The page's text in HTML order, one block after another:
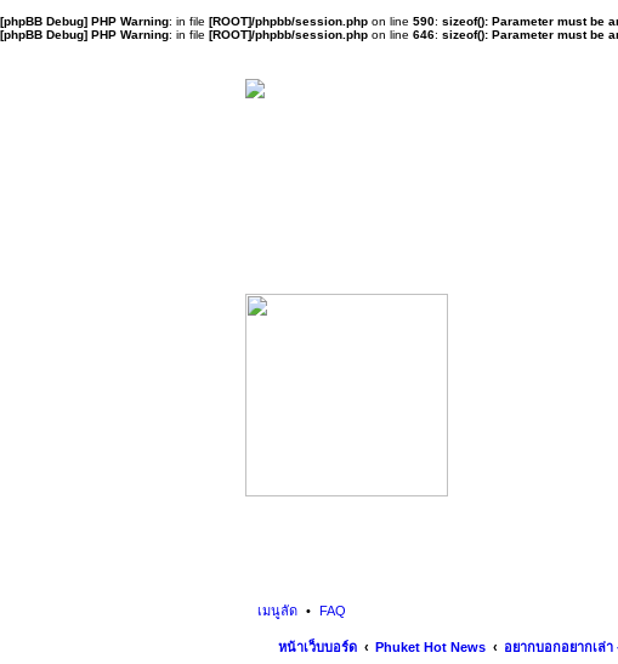
[phpBB Debug] PHP Warning: in file [ROOT]/phpbb/session.php on line 590: sizeof(): Parameter must be
[phpBB Debug] PHP Warning: in file [ROOT]/phpbb/session.php on line 646: sizeof(): Parameter must be
เมนูลัด FAQ
หน้าเว็บบอร์ด Phuket Hot News อยากบอกอยากเล่